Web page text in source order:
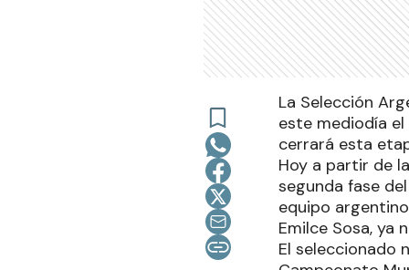
La Selección
este mediodía
cerrará esta
Hoy a partir de
segunda fase
equipo
Emilce Sosa, ya
El seleccionado